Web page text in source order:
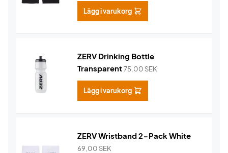
Lägg i varukorg
ZERV Drinking Bottle
Transparent75,00 SEK
Lägg i varukorg
ZERV Wristband 2-Pack White
69,00 SEK